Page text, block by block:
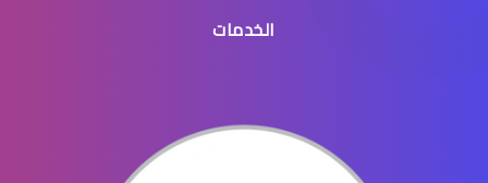
الماء الأزرق في العيون
الخدمات